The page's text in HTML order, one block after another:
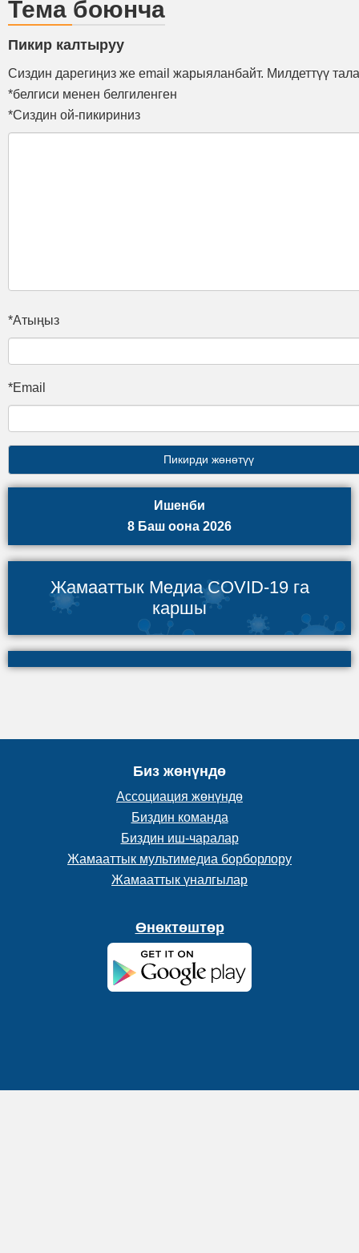
Тема боюнча
Пикир калтыруу
Сиздин дарегиңиз же email жарыяланбайт. Милдеттүү
*белгиси менен белгиленген
*Сиздин ой-пикириниз
*Атыңыз
*Email
Ишенби
8 Баш оона 2026
Жамааттык Медиа COVID-19 га
каршы
Биз жөнүндө
Ассоциация жөнүндө
Биздин команда
Биздин иш-чаралар
Жамааттык мультимедиа борборлору
Жамааттык үналгылар
Өнөктөштөр